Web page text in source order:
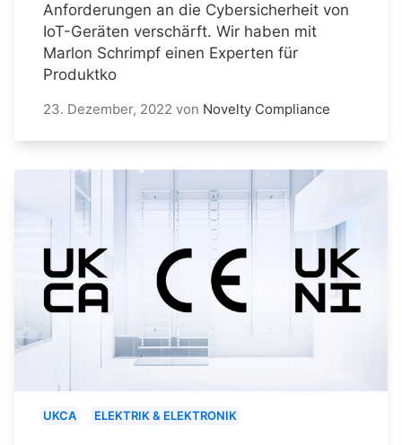
Anforderungen an die Cybersicherheit von
IoT-Geräten verschärft. Wir haben mit
Marlon Schrimpf einen Experten für
Produktko
23. Dezember, 2022 von Novelty Compliance
UKCA ELEKTRIK & ELEKTRONIK